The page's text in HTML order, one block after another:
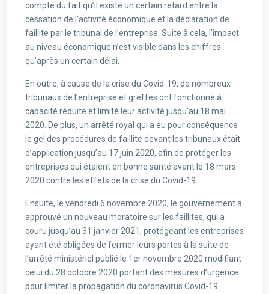
compte du fait qu’il existe un certain retard entre la
cessation de l’activité économique et la déclaration de
faillite par le tribunal de l’entreprise. Suite à cela, l’impact
au niveau économique n’est visible dans les chiffres
qu’après un certain délai.
En outre, à cause de la crise du Covid-19, de nombreux
tribunaux de l’entreprise et greffes ont fonctionné à
capacité réduite et limité leur activité jusqu’au 18 mai
2020. De plus, un arrêté royal qui a eu pour conséquence
le gel des procédures de faillite devant les tribunaux était
d’application jusqu’au 17 juin 2020, afin de protéger les
entreprises qui étaient en bonne santé avant le 18 mars
2020 contre les effets de la crise du Covid-19.
Ensuite, le vendredi 6 novembre 2020, le gouvernement a
approuvé un nouveau moratoire sur les faillites, qui a
couru jusqu’au 31 janvier 2021, protégeant les entreprises
ayant été obligées de fermer leurs portes à la suite de
l’arrêté ministériel publié le 1er novembre 2020 modifiant
celui du 28 octobre 2020 portant des mesures d’urgence
pour limiter la propagation du coronavirus Covid-19.